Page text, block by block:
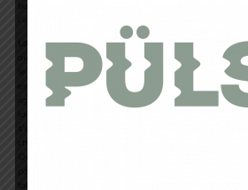
Lorsque vous enfilez les chaussures, on est
aimé le chausson qui est fin mais pas trop, et qui
le monde. La languette n’est pas épaisse, on
est moulée au pied. De plus il faut souligner un
également Quechua (même groupe)
, concernant les